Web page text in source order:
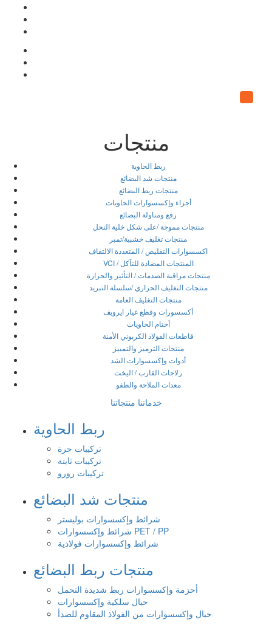
منتجات
ربط الحاوية
منتجات شد البضائع
منتجات ربط البضائع
أجزاء وإكسسوارات الحاويات
رفع ومناولة البضائع
منتجات مموجة /على شكل خلية النحل
منتجات تغليف خشبية/تمبر
اكسسوارات التقليص / المتعددة الالتفاف
VCI / المنتجات المضادة للتآكل
منتجات مراقبة الصدمات / التأثير والحرارة
منتجات التغليف الحراري /سلسلة التبريد
منتجات التغليف العامة
أكسسورات وقطع غيار ايرويف
أختام الحاويات
قاطعات الفولاذ الكربوني الأمنة
منتجات الترميز والتمييز
أدوات وإكسسوارات الشد
زلاجات القارب / اليخت
معدات الملاحة والطفو
خدماتنا منتجاتنا
ربط الحاوية
تركيبات حرة
تركيبات ثابتة
تركيبات رورو
منتجات شد البضائع
شرائط وإكسسوارات بوليستر
شرائط وإكسسوارات PET / PP
شرائط وإكسسوارات فولاذية
منتجات ربط البضائع
أحزمة وإكسسوارات ربط شديدة التحمل
حبال سلكية وإكسسوارات
حبال وإكسسوارات من الفولاذ المقاوم للصدأ